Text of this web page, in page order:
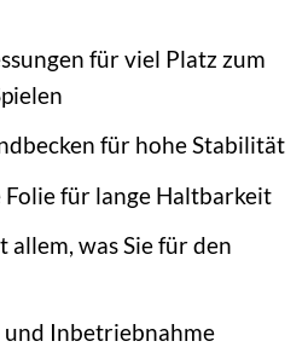
für viel Platz zum
für hohe Stabilität
für lange Haltbarkeit
allem, was Sie für den
und Inbetriebnahme